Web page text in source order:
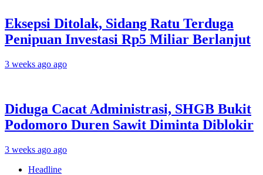
Eksepsi Ditolak, Sidang Ratu Terduga
Penipuan Investasi Rp5 Miliar Berlanjut
3 weeks ago ago
Diduga Cacat Administrasi, SHGB Bukit
Podomoro Duren Sawit Diminta Diblokir
3 weeks ago ago
Headline